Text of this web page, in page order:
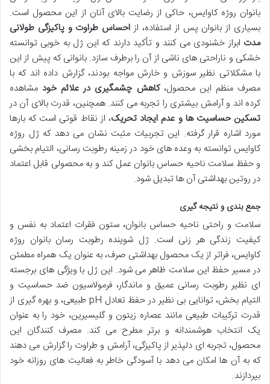
بانوان روژه کاوایس، حاکی از رضایت بالای آنان از این محصول است.
بسیاری از بانوان پس از استفاده، از احساس طراوت و پاکیزگی طولانی
مدت ابراز خشنودی می کنند و تأکید دارند که این ژل به خوبی توانسته
خشکی و ناراحتی های ناشی از آن را برطرف سازد. بانوانی که پیش از این
با مشکلاتی نظیر سوزش و خارش مواجه بودند، گزارش داده اند که با
مصرف منظم این محصول،کاهش چشمگیری در علائم خود مشاهده
کرده اند و آرامش بیشتری را تجربه می کنند. همچنین، قدرت بالای آن در
تسکین حساسیت ها و عدم ایجاد تحریک، از نقاط قوتی است که بارها
مورد اشاره قرار گرفته. این تجربیات مثبت نشان می دهد که ژل روژه
کاوایس توانسته به وعده های خود در زمینه رطوبت رسانی، التیام بخشی
و حفظ سلامت ناحیه حساس بانوان عمل کند و به محصولی قابل اعتماد
در روتین بهداشتی آن ها تبدیل شود.
جمع بندی و نتیجه گیری
سلامت و راحتی ناحیه حساس بانوان، ستون فقرات اعتماد به نفس و
کیفیت زندگی هر زنی است. ژل شوینده رطوبت رسان بانوان روژه
کاوایس، فراتر از یک محصول بهداشتی صرف، به عنوان یک همراه مطمئن
در مسیر حفظ این سلامت ظاهر می شود. این ژل با ویژگی های برجسته
ای نظیر رطوبت رسانی عمیق و ماندگار، فرمولاسیون ضد حساسیت و
التیام بخش، توانایی بی نظیر در حفظ تعادل pH طبیعی، و بهره گیری از
قدرت ترکیبات طبیعی مانند عصاره زیتون و گلیسیرین، خود را به عنوان
یک انتخاب هوشمندانه و برتر مطرح می کند. مصرف کنندگان این
محصول، تجربه ای دلپذیر از پاکیزگی، آرامش و طراوت را گزارش می دهند
که به آن ها امکان می دهد با آسودگی خاطر به فعالیت های روزانه خود
بپردازند.